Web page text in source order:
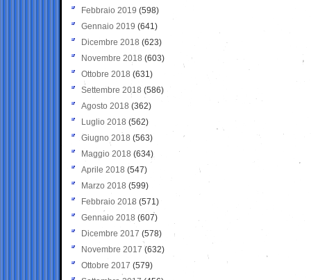
Febbraio 2019 (598)
Gennaio 2019 (641)
Dicembre 2018 (623)
Novembre 2018 (603)
Ottobre 2018 (631)
Settembre 2018 (586)
Agosto 2018 (362)
Luglio 2018 (562)
Giugno 2018 (563)
Maggio 2018 (634)
Aprile 2018 (547)
Marzo 2018 (599)
Febbraio 2018 (571)
Gennaio 2018 (607)
Dicembre 2017 (578)
Novembre 2017 (632)
Ottobre 2017 (579)